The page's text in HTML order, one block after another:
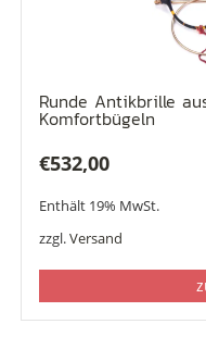
Runde Antikbrille
Komfortbügeln
€532,00
Enthält 19% MwSt.
zzgl.Versand